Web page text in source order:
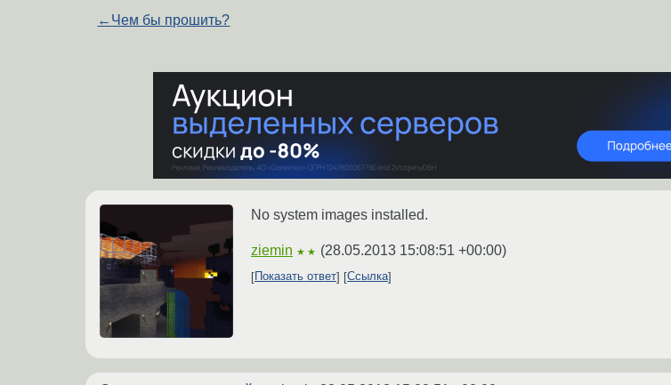
← Чем бы прошить?
No system images installed.
ziemin ★★ (28.05.2013 15:08:51 +00:00)
Показать ответ Ссылка